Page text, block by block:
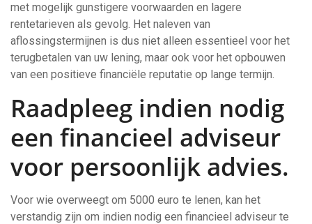
met mogelijk gunstigere voorwaarden en lagere
rentetarieven als gevolg. Het naleven van
aflossingstermijnen is dus niet alleen essentieel voor het
terugbetalen van uw lening, maar ook voor het opbouwen
van een positieve financiële reputatie op lange termijn.
Raadpleeg indien nodig
een financieel adviseur
voor persoonlijk advies.
Voor wie overweegt om 5000 euro te lenen, kan het
verstandig zijn om indien nodig een financieel adviseur te